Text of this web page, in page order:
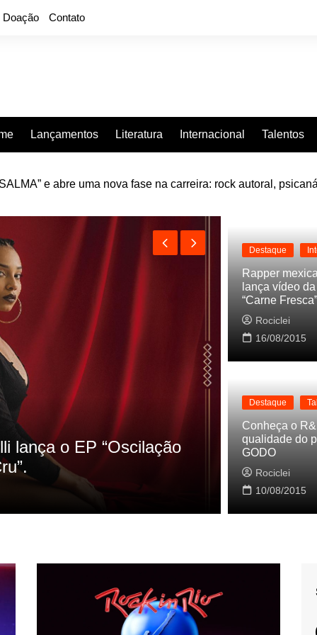
Doação Contato
Lançamentos Literatura Internacional Talentos
e abre uma nova fase na carreira: rock autoral,
“Projeção”, de 2010, nas plataformas digitais
referencias do clipe de
Destaque
Cynthia
Baleiro
Rociclei
Destaque
Rapper
lança vídeo
“Carne Fresca”
Rociclei
16/08/2015
Destaque
Conheça o
qualidade do
GODO
Rociclei
10/08/2015